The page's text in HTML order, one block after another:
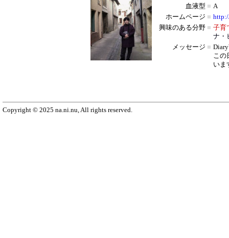
血液型 ■ A
ホームページ ■
興味のある分野 ■ 子育
ナ・
メッセージ ■
この
いま
Copyright © 2025 na.ni.nu, All rights reserved.